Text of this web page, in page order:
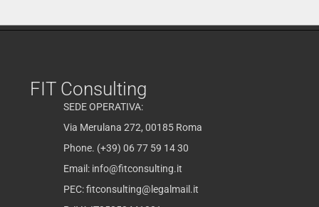
FIT Consulting
SEDE OPERATIVA:
Via Merulana 272, 00185 Roma
Phone. (+39) 06 77 59 14 30
Email: info@fitconsulting.it
PEC:fitconsulting@legalmail.it